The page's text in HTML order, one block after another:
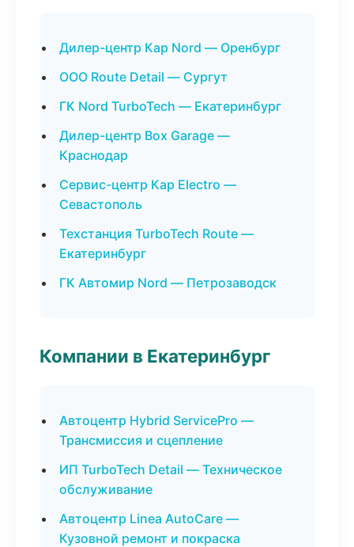
Дилер-центр Кар Nord — Оренбург
ООО Route Detail — Сургут
ГК Nord TurboTech — Екатеринбург
Дилер-центр Box Garage —
Краснодар
Сервис-центр Кар Electro —
Севастополь
Техстанция TurboTech Route —
Екатеринбург
ГК Автомир Nord — Петрозаводск
Компании в Екатеринбург
Автоцентр Hybrid ServicePro —
Трансмиссия и сцепление
ИП TurboTech Detail — Техническое
обслуживание
Автоцентр Linea AutoCare —
Кузовной ремонт и покраска